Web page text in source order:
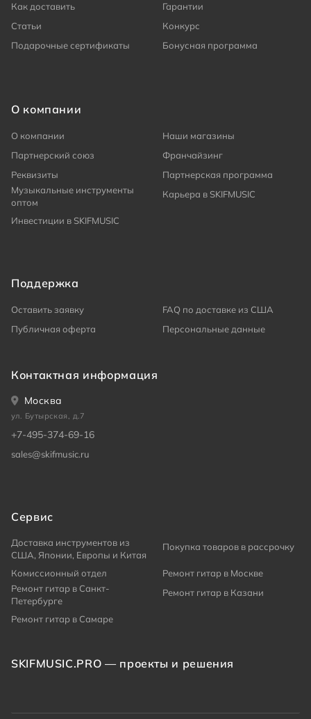
Как доставить
Гарантии
Статьи
Конкурс
Подарочные сертификаты
Бонусная программа
О компании
О компании
Наши магазины
Партнерский союз
Франчайзинг
Реквизиты
Партнерская программа
Музыкальные инструменты
оптом
Карьера в SKIFMUSIC
Инвестиции в SKIFMUSIC
Поддержка
Оставить заявку
FAQ по доставке из США
Публичная оферта
Персональные данные
Контактная информация
Москва
ул. Бутырская, д.7
+7-495-374-69-16
sales@skifmusic.ru
Сервис
Доставка инструментов из
США, Японии, Европы и Китая
Покупка товаров в рассрочку
Комиссионный отдел
Ремонт гитар в Москве
Ремонт гитар в Санкт-
Петербурге
Ремонт гитар в Казани
Ремонт гитар в Самаре
SKIFMUSIC.PRO — проекты и решения